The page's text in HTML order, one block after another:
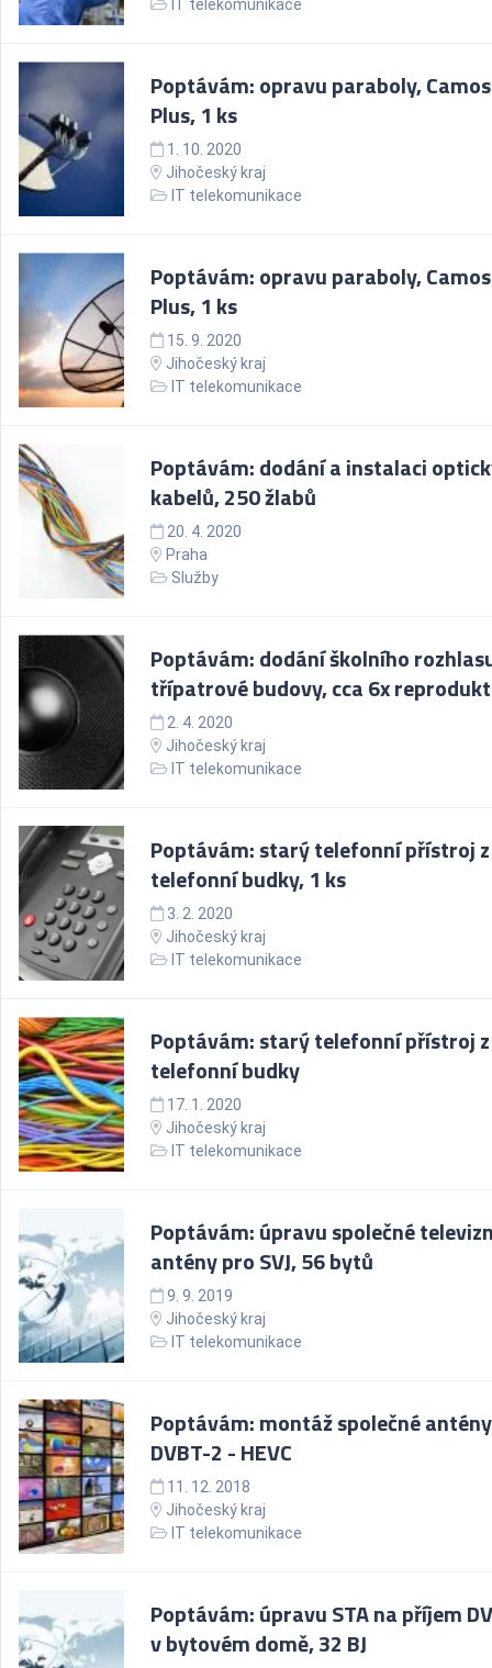
IT telekomunikace
Poptávám: opravu paraboly,
Plus, 1 ks
1. 10. 2020
Jihočeský kraj
IT telekomunikace
Poptávám: opravu paraboly,
Plus, 1 ks
15. 9. 2020
Jihočeský kraj
IT telekomunikace
Poptávám: dodání a instalaci
kabelů, 250 žlabů
20. 4. 2020
Praha
Služby
Poptávám: dodání školního
třípatrové budovy, cca 6x
2. 4. 2020
Jihočeský kraj
IT telekomunikace
Poptávám: starý telefonní přístroj z
telefonní budky, 1 ks
3. 2. 2020
Jihočeský kraj
IT telekomunikace
Poptávám: starý telefonní přístroj z
telefonní budky
17. 1. 2020
Jihočeský kraj
IT telekomunikace
Poptávám: úpravu společné
antény pro SVJ, 56 bytů
9. 9. 2019
Jihočeský kraj
IT telekomunikace
Poptávám: montáž společné
DVBT-2 - HEVC
11. 12. 2018
Jihočeský kraj
IT telekomunikace
Poptávám: úpravu STA na příjem
v bytovém domě, 32 BJ